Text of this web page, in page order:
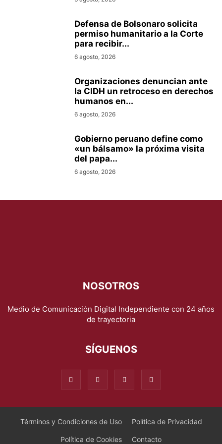
Defensa de Bolsonaro solicita
permiso humanitario a la Corte
para recibir...
6 agosto, 2026
Organizaciones denuncian ante
la CIDH un retroceso en derechos
humanos en...
6 agosto, 2026
Gobierno peruano define como
«un bálsamo» la próxima visita
del papa...
6 agosto, 2026
NOSOTROS
Medio de Comunicación Digital Independiente con 24 años
de trayectoria
SÍGUENOS
Términos y Condiciones de Uso Política de Privacidad
Política de Cookies Contacto